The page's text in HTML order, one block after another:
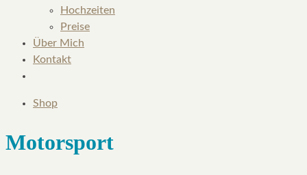
Hochzeiten
Preise
Über Mich
Kontakt
Shop
Motorsport